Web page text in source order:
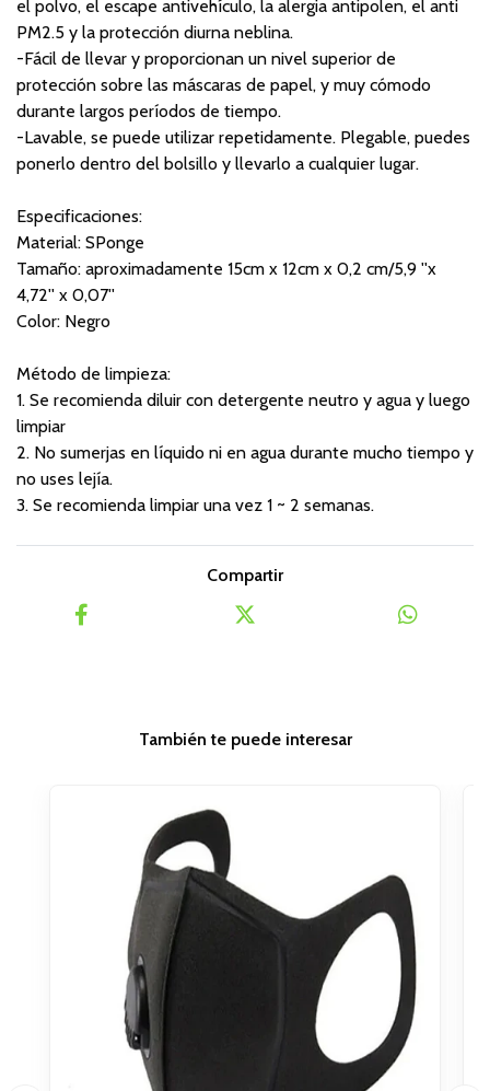
el polvo, el escape antivehículo, la alergia antipolen, el anti
PM2.5 y la protección diurna neblina.
-Fácil de llevar y proporcionan un nivel superior de
protección sobre las máscaras de papel, y muy cómodo
durante largos períodos de tiempo.
-Lavable, se puede utilizar repetidamente. Plegable, puedes
ponerlo dentro del bolsillo y llevarlo a cualquier lugar.
Especificaciones:
Material: SPonge
Tamaño: aproximadamente 15cm x 12cm x 0,2 cm/5,9 ''x
4,72'' x 0,07''
Color: Negro
Método de limpieza:
1. Se recomienda diluir con detergente neutro y agua y luego
limpiar
2. No sumerjas en líquido ni en agua durante mucho tiempo y
no uses lejía.
3. Se recomienda limpiar una vez 1 ~ 2 semanas.
Compartir
También te puede interesar